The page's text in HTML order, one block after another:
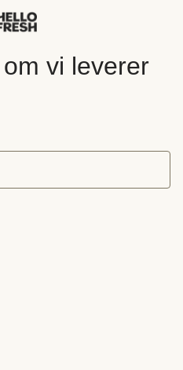
vi leverer